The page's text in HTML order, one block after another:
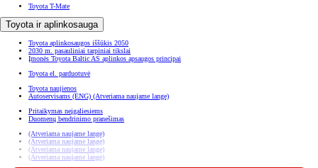
Toyota T-Mate
Toyota ir aplinkosauga
Toyota aplinkosaugos iššūkis 2050
2030 m. pasauliniai tarpiniai tikslai
Įmonės Toyota Baltic AS aplinkos apsaugos principai
Toyota el. parduotuvė
Toyota naujienos
Autoservisams (ENG) (Atveriama naujame lange)
Pritaikymas neįgaliesiems
Duomenų bendrinimo pranešimas
(Atveriama naujame lange)
(Atveriama naujame lange)
(Atveriama naujame lange)
(Atveriama naujame lange)